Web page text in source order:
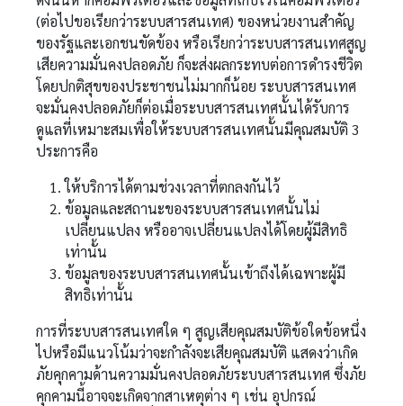
(ต่อไปขอเรียกว่าระบบสารสนเทศ) ของหน่วยงานสำคัญ
ของรัฐและเอกชนขัดข้อง หรือเรียกว่าระบบสารสนเทศสูญ
เสียความมั่นคงปลอดภัย ก็จะส่งผลกระทบต่อการดำรงชีวิต
โดยปกติสุขของประชาชนไม่มากก็น้อย ระบบสารสนเทศ
จะมั่นคงปลอดภัยก็ต่อเมื่อระบบสารสนเทศนั้นได้รับการ
ดูแลที่เหมาะสมเพื่อให้ระบบสารสนเทศนั้นมีคุณสมบัติ 3
ประการคือ
ให้บริการได้ตามช่วงเวลาที่ตกลงกันไว้
ข้อมูลและสถานะของระบบสารสนเทศนั้นไม่
เปลี่ยนแปลง หรืออาจเปลี่ยนแปลงได้โดยผู้มีสิทธิ
เท่านั้น
ข้อมูลของระบบสารสนเทศนั้นเข้าถึงได้เฉพาะผู้มี
สิทธิเท่านั้น
การที่ระบบสารสนเทศใด ๆ สูญเสียคุณสมบัติข้อใดข้อหนึ่ง
ไปหรือมีแนวโน้มว่าจะกำลังจะเสียคุณสมบัติ แสดงว่าเกิด
ภัยคุกคามด้านความมั่นคงปลอดภัยระบบสารสนเทศ ซึ่งภัย
คุกคามนี้อาจจะเกิดจากสาเหตุต่าง ๆ เช่น อุปกรณ์